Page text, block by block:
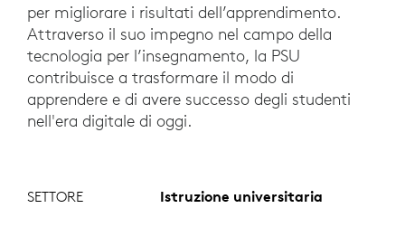
per migliorare i risultati dell’apprendimento.
Attraverso il suo impegno nel campo della
tecnologia per l’insegnamento, la PSU
contribuisce a trasformare il modo di
apprendere e di avere successo degli studenti
nell'era digitale di oggi.
SETTORE Istruzione universitaria